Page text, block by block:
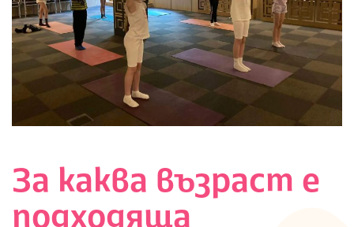
За каква възраст е
подходяща